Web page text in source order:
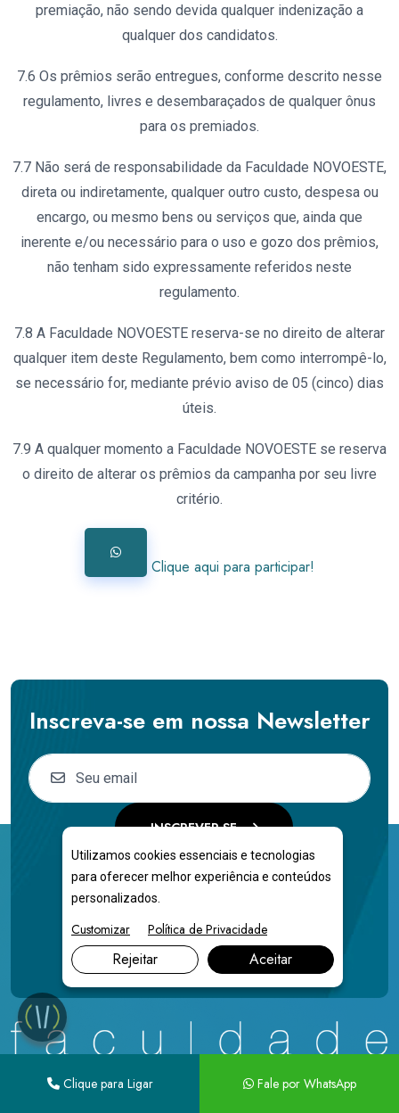
premiação, não sendo devida qualquer indenização a
qualquer dos candidatos.
7.6 Os prêmios serão entregues, conforme descrito nesse
regulamento, livres e desembaraçados de qualquer ônus
para os premiados.
7.7 Não será de responsabilidade da Faculdade NOVOESTE,
direta ou indiretamente, qualquer outro custo, despesa ou
encargo, ou mesmo bens ou serviços que, ainda que
inerente e/ou necessário para o uso e gozo dos prêmios,
não tenham sido expressamente referidos neste
regulamento.
7.8 A Faculdade NOVOESTE reserva-se no direito de alterar
qualquer item deste Regulamento, bem como interrompê-lo,
se necessário for, mediante prévio aviso de 05 (cinco) dias
úteis.
7.9 A qualquer momento a Faculdade NOVOESTE se reserva
o direito de alterar os prêmios da campanha por seu livre
critério.
Clique aqui para participar!
Inscreva-se em nossa Newsletter
INSCREVER-SE
Redes Sociais
Clique para Ligar Fale por WhatsApp
Utilizamos cookies essenciais e tecnologias
para oferecer melhor experiência e conteúdos
personalizados.
Customizar Política de Privacidade
Rejeitar Aceitar